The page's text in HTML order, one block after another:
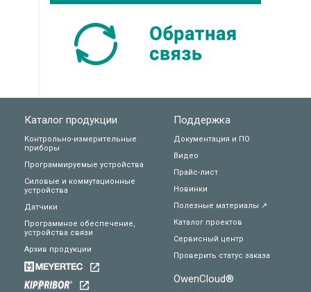
Каталог продукции
Контрольно-измерительные
приборы
Программируемые устройства
Силовые и коммутационные
устройства
Датчики
Программное обеспечение,
устройства связи
Архив продукции
Поддержка
Документация и ПО
Видео
Прайс-лист
Новинки
Полезные материалы ↗
Каталог проектов
Сервисный центр
Проверить статус заказа
OwenCloud®